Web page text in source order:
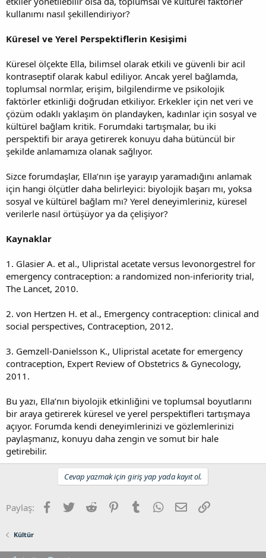
kullanımı nasıl şekillendiriyor?
Küresel ve Yerel Perspektiflerin Kesişimi
Küresel ölçekte Ella, bilimsel olarak etkili ve güvenli bir acil
kontraseptif olarak kabul ediliyor. Ancak yerel bağlamda,
toplumsal normlar, erişim, bilgilendirme ve psikolojik
faktörler etkinliği doğrudan etkiliyor. Erkekler için net veri ve
çözüm odaklı yaklaşım ön plandayken, kadınlar için sosyal ve
kültürel bağlam kritik. Forumdaki tartışmalar, bu iki
perspektifi bir araya getirerek konuyu daha bütüncül bir
şekilde anlamamıza olanak sağlıyor.
Sizce forumdaşlar, Ella’nın işe yarayıp yaramadığını anlamak
için hangi ölçütler daha belirleyici: biyolojik başarı mı, yoksa
sosyal ve kültürel bağlam mı? Yerel deneyimleriniz, küresel
verilerle nasıl örtüşüyor ya da çelişiyor?
Kaynaklar
1. Glasier A. et al., Ulipristal acetate versus levonorgestrel for
emergency contraception: a randomized non-inferiority trial,
The Lancet, 2010.
2. von Hertzen H. et al., Emergency contraception: clinical and
social perspectives, Contraception, 2012.
3. Gemzell-Danielsson K., Ulipristal acetate for emergency
contraception, Expert Review of Obstetrics & Gynecology,
2011.
Bu yazı, Ella’nın biyolojik etkinliğini ve toplumsal boyutlarını
bir araya getirerek küresel ve yerel perspektifleri tartışmaya
açıyor. Forumda kendi deneyimlerinizi ve gözlemlerinizi
paylaşmanız, konuyu daha zengin ve somut bir hale
getirebilir.
Cevap yazmak için giriş yap yada kayıt ol.
Paylaş: Facebook
TwitterReddit PinterestTumblrWhatsApp
E-postaLink
Kültür